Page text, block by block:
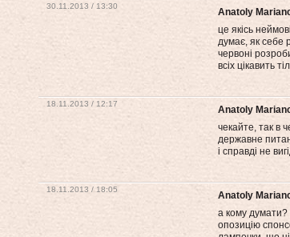
30.11.2013 / 13:30
Anatoly
це якісь
думає, як себе
червоні
всіх цікавить
18.11.2013 / 12:17
Anatoly
чекайте, так в
державне
і справді не
18.11.2013 / 18:05
Anatoly
а кому думати?
опозицію